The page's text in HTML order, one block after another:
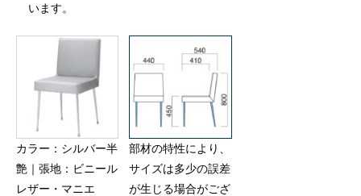
います。
カラー：シルバー半
艶｜張地：ビニール
レザー・マニエ
部材の特性により、
サイズは多少の誤差
が生じる場合がござ